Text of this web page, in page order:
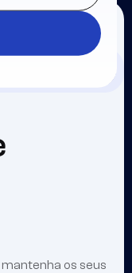
os seus